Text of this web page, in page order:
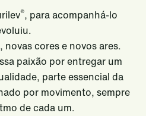
®, para acompanhá-lo
cores e novos ares.
paixão por entregar um
parte essencial da
por movimento, sempre
de cada um.